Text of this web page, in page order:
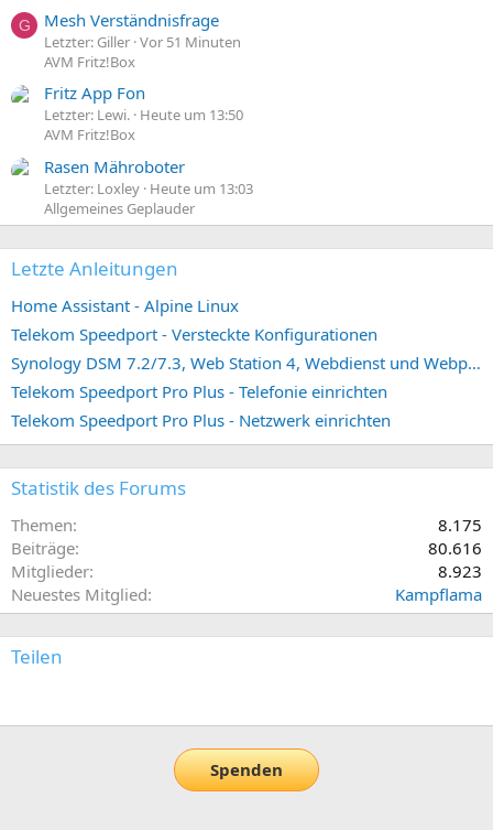
G Mesh Verständnisfrage
Letzter: Giller Vor 51 Minuten
AVM Fritz!Box
Fritz App Fon
Letzter: Lewi. Heute um 13:50
AVM Fritz!Box
Rasen Mähroboter
Letzter: Loxley Heute um 13:03
Allgemeines Geplauder
Letzte Anleitungen
Home Assistant - Alpine Linux
Telekom Speedport - Versteckte Konfigurationen
Synology DSM 7.2/7.3, Web Station 4, Webdienst und Webportal erstellen (ehemals vHost)
Telekom Speedport Pro Plus - Telefonie einrichten
Telekom Speedport Pro Plus - Netzwerk einrichten
Statistik des Forums
Themen
8.175
Beiträge
80.616
Mitglieder
8.923
Neuestes Mitglied
Kampflama
Teilen
Spenden